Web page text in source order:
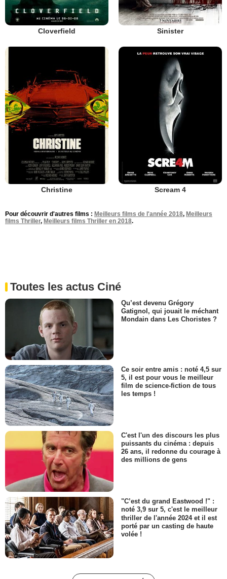
Cloverfield Sinister
Christine Scream 4
Pour découvrir d'autres films : Meilleurs films de l'année 2018, Meilleurs
films Thriller, Meilleurs films Thriller en 2018.
Toutes les actus Ciné
Qu’est devenu Grégory
Gatignol, qui jouait le méchant
Mondain dans Les Choristes ?
Ce soir entre amis : noté 4,5 sur
5, il est pour vous le meilleur
film de science-fiction de tous
les temps !
C'est l'un des discours les plus
puissants du cinéma : depuis
26 ans, il redonne du courage à
des millions de gens
"C’est du grand Eastwood !" :
noté 3,9 sur 5, c'est le meilleur
thriller de l'année 2024 et il est
porté par un casting de haute
volée !